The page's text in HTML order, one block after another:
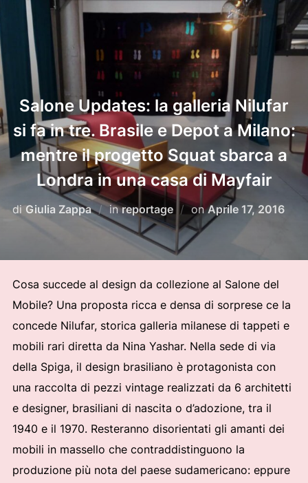
Salone Updates: la galleria Nilufar
si fa in tre. Brasile e Depot a Milano:
mentre il progetto Squat sbarca a
Londra in una casa di Mayfair
diGiulia Zappa inreportage onPubblicato
il
Aprile 17, 2016
Cosa succede al design da collezione al Salone del
Mobile? Una proposta ricca e densa di sorprese ce la
concede Nilufar, storica galleria milanese di tappeti e
mobili rari diretta da Nina Yashar. Nella sede di via
della Spiga, il design brasiliano è protagonista con
una raccolta di pezzi vintage realizzati da 6 architetti
e designer, brasiliani di nascita o d’adozione, tra il
1940 e il 1970. Resteranno disorientati gli amanti dei
mobili in massello che contraddistinguono la
produzione più nota del paese sudamericano: eppure